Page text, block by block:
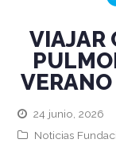
VIAJAR
24 junio, 2026
Noticias